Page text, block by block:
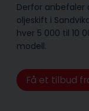
Derfor anbefaler
oljeskift i
hver 5 000 til 10
modell.
Få et tilbud